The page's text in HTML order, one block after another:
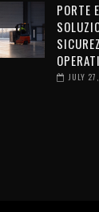
PORTE
JULY